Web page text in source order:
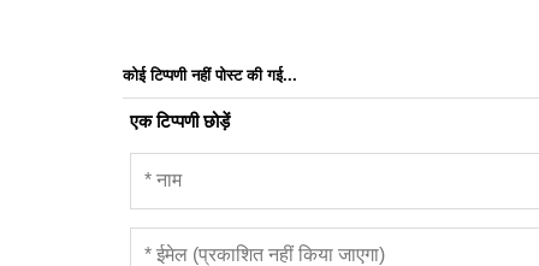
कोई टिप्पणी नहीं पोस्ट की गई...
एक टिप्पणी छोड़ें